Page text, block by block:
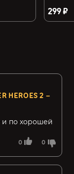
299 ₽
HEROES 2 –
0 0
и по хорошей